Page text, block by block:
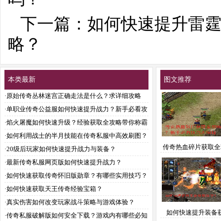
下一篇： 如何快速提升雷
略？
本类最新
·原始传奇丛林迷宫正确走法是什么？求详细攻略
·单职业传奇公益服如何快速提升战力？新手必看攻
略
·焰火屠魔如何快速升级？经验获取全攻略带你称霸
传奇
·如何利用战士的半月技能在传奇私服中高效刷图？
·20级后玩家如何快速提升战力与装备？
·最新传奇私服网页版如何快速提升战力？
·如何快速获取传奇怀旧版勋章？有哪些实用技巧？
·如何快速获取天王传奇经验宝箱？
·真实伤害如何改变玩家战斗策略与游戏体验？
·传奇私服破解版如何安全下载？游戏内有哪些必知
图文推荐
传奇热血碎片获取
新手必看技巧大
如何快速提升装备